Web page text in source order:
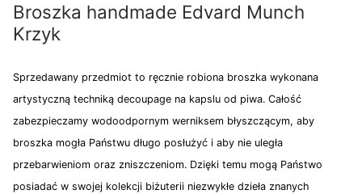
Broszka handmade Edvard Munch
Krzyk
Sprzedawany przedmiot to ręcznie robiona broszka wykonana
artystyczną techniką decoupage na kapslu od piwa. Całość
zabezpieczamy wodoodpornym werniksem błyszczącym, aby
broszka mogła Państwu długo posłużyć i aby nie uległa
przebarwieniom oraz zniszczeniom. Dzięki temu mogą Państwo
posiadać w swojej kolekcji biżuterii niezwykłe dzieła znanych